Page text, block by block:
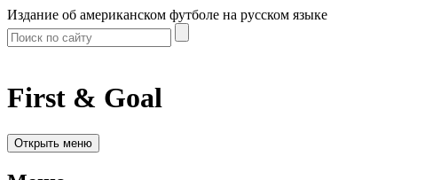
Издание об американском футболе на русском языке
First & Goal
Открыть меню